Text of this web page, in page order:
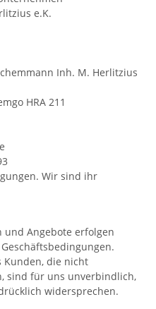
e.K.
Inh. M. Herlitzius
HRA 211
Wir sind ihr
und Angebote erfolgen
Kunden, die nicht
sind für uns unverbindlich,
widersprechen.